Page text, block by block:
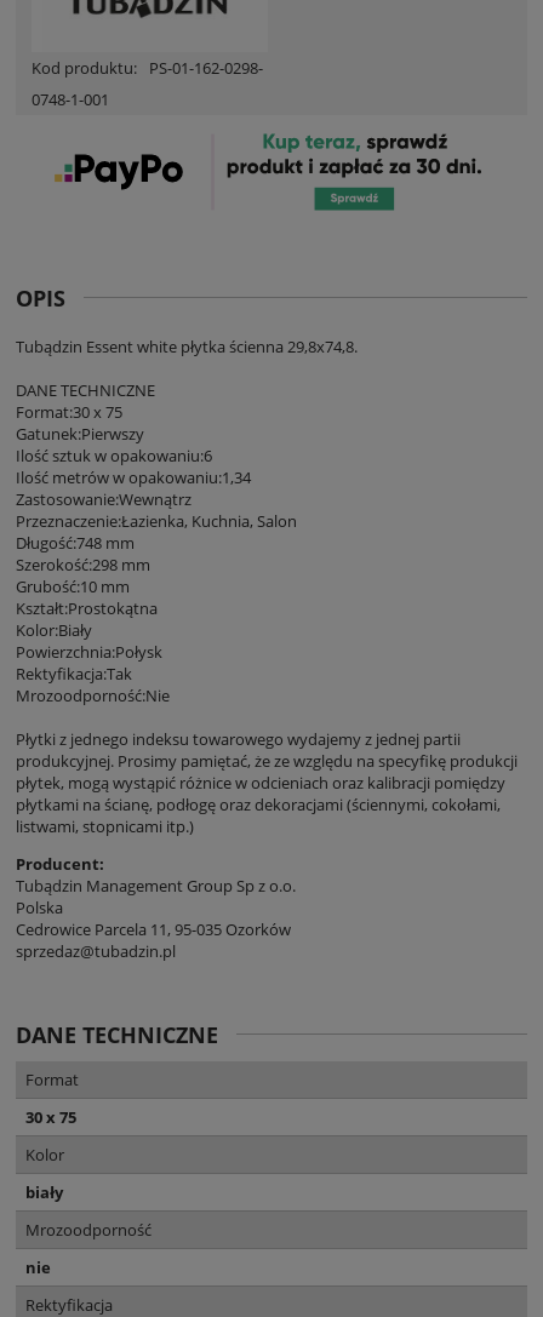
Kod produktu:
PS-01-162-0298-
0748-1-001
OPIS
Tubądzin Essent white płytka ścienna 29,8x74,8.
DANE TECHNICZNE
Format:30 x 75
Gatunek:Pierwszy
Ilość sztuk w opakowaniu:6
Ilość metrów w opakowaniu:1,34
Zastosowanie:Wewnątrz
Przeznaczenie:Łazienka, Kuchnia, Salon
Długość:748 mm
Szerokość:298 mm
Grubość:10 mm
Kształt:Prostokątna
Kolor:Biały
Powierzchnia:Połysk
Rektyfikacja:Tak
Mrozoodporność:Nie
Płytki z jednego indeksu towarowego wydajemy z jednej partii
produkcyjnej. Prosimy pamiętać, że ze względu na specyfikę produkcji
płytek, mogą wystąpić różnice w odcieniach oraz kalibracji pomiędzy
płytkami na ścianę, podłogę oraz dekoracjami (ściennymi, cokołami,
listwami, stopnicami itp.)
Producent:
Tubądzin Management Group Sp z o.o.
Polska
Cedrowice Parcela 11, 95-035 Ozorków
sprzedaz@tubadzin.pl
DANE TECHNICZNE
Format
30 x 75
Kolor
biały
Mrozoodporność
nie
Rektyfikacja